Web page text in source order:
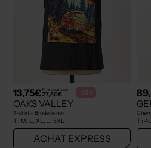
13,75€Prix boutique :
27,50€ -50%
OAKS VALLEY
T-shirt - Broderie noir
T : M, L, XL, ... 5XL
ACHAT EXPRESS
T : 40